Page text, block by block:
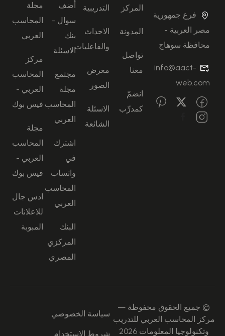
فرع جمهورية
مصر العربية -
محافظة سوهاج
info@aact-
web.com
المركز
المدونة
تواصل
معنا
انضمّ
كمدرِّب
التدريبية
الاحداث
والفاعليات
معرض
الصور
الاسئلة
الشائعة
أضف
سوال -
بنك
الاسئلة
مجتمع
مجلة
المحاسب
العربي
اشترك
في
واتساب
المحاسب
العربي
البنك
المركزي
المصري
مجلة
المحاسب
العربي
مركز
المحاسب
العربي -
فيس بوك
مجلة
المحاسب
العربي -
فيس بوك
ادس جال
للاعلانات
المبوبة
© جميع الحقوق محفوظة —
مركز المحاسب العربي للتدريب
وتكنولوجيا المعلومات 2026
سياسة الخصوصي
شروط الاستخدام